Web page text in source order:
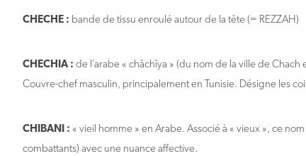
CHECHE : bande de tissu enroulé autour de la tête (= REZZAH)
CHECHIA : de l’arabe « châchîya » (du nom de la ville de
Couvre-chef masculin, principalement en Tunisie. Désigne les
CHIBANI : « vieil homme » en Arabe. Associé à « vieux », ce
combattants) avec une nuance affective.